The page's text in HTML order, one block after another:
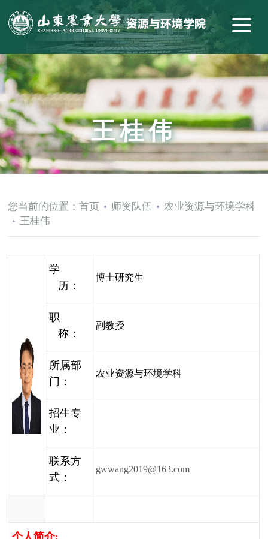
王桂伟
您当前的位置：首页 师资队伍
农业资源与环境学科
王桂伟
学
历：
博士研究生
职
称：
副教授
所属部
门：
农业资源与环境学科
招生专
业：
联系方
式：
gwwang2019@163.com
个人简介: